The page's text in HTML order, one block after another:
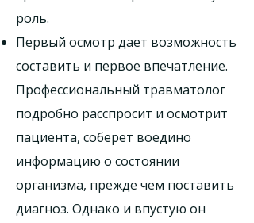
роль.
Первый осмотр дает возможность
составить и первое впечатление.
Профессиональный травматолог
подробно расспросит и осмотрит
пациента, соберет воедино
информацию о состоянии
организма, прежде чем поставить
диагноз. Однако и впустую он